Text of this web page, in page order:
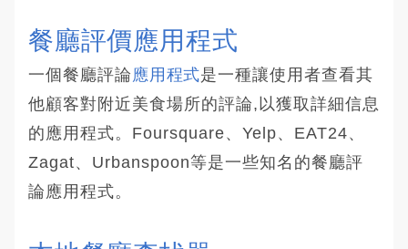
餐廳評價應用程式
一個餐廳評論 應用程式是一種讓使用者查看其
他顧客對附近美食場所的評論,以獲取詳細信息
的應用程式。Foursquare、Yelp、EAT24、
Zagat、Urbanspoon等是一些知名的餐廳評
論應用程式。